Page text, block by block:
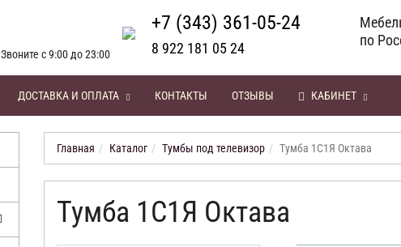
Звоните с 9:00 до 23:00
+7 (343) 361-05-24
8 922 181 05 24
по
ДОСТАВКА И ОПЛАТА КОНТАКТЫ ОТЗЫВЫ КАБИНЕТ
Главная Каталог Тумбы под телевизор Тумба 1С1Я Октава
Тумба 1С1Я Октава